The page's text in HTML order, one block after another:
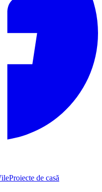
Proiecte de casă